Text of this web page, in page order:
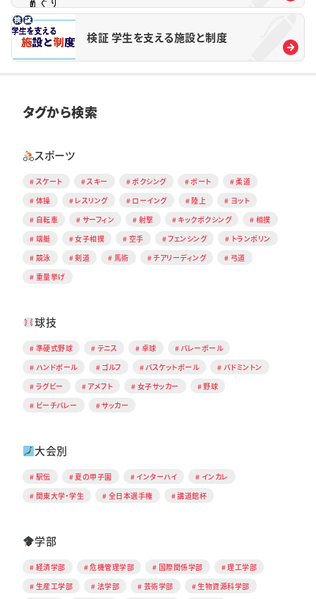
検証 学生を支える施設と制度
タグから検索
スポーツ
スケート スキー ボクシング ボート
柔道
体操
レスリング ローイング 陸上
ヨット
自転車
サーフィン 射撃 キックボクシング
相撲
端艇
女子相撲 空手 フェンシング
トランポリン
競泳
剣道 馬術 チアリーディング
弓道
重量挙げ
球技
準硬式野球 テニス 卓球
バレーボール
ハンドボール
ゴルフ バスケットボール
バドミントン
ラグビー
アメフト 女子サッカー
野球
ビーチバレー
サッカー
大会別
駅伝 夏の甲子園 インターハイ
インカレ
関東大学・学生
全日本選手権 講道館杯
学部
経済学部 危機管理学部 国際関係学部
理工学部
生産工学部
法学部 芸術学部
生物資源科学部